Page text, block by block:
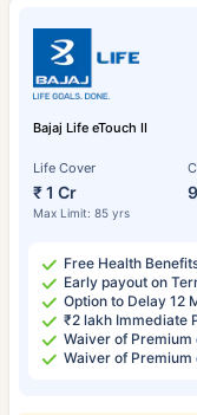
Bajaj Life eTouch II
Life Cover
₹ 1 Cr
Max Limit: 85 yrs
Free Health
Early payout on
Option to Delay 12
₹2 lakh Immediate
Waiver of
Waiver of Premium